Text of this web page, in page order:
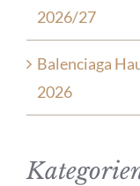
2026/27
Balenciaga
2026